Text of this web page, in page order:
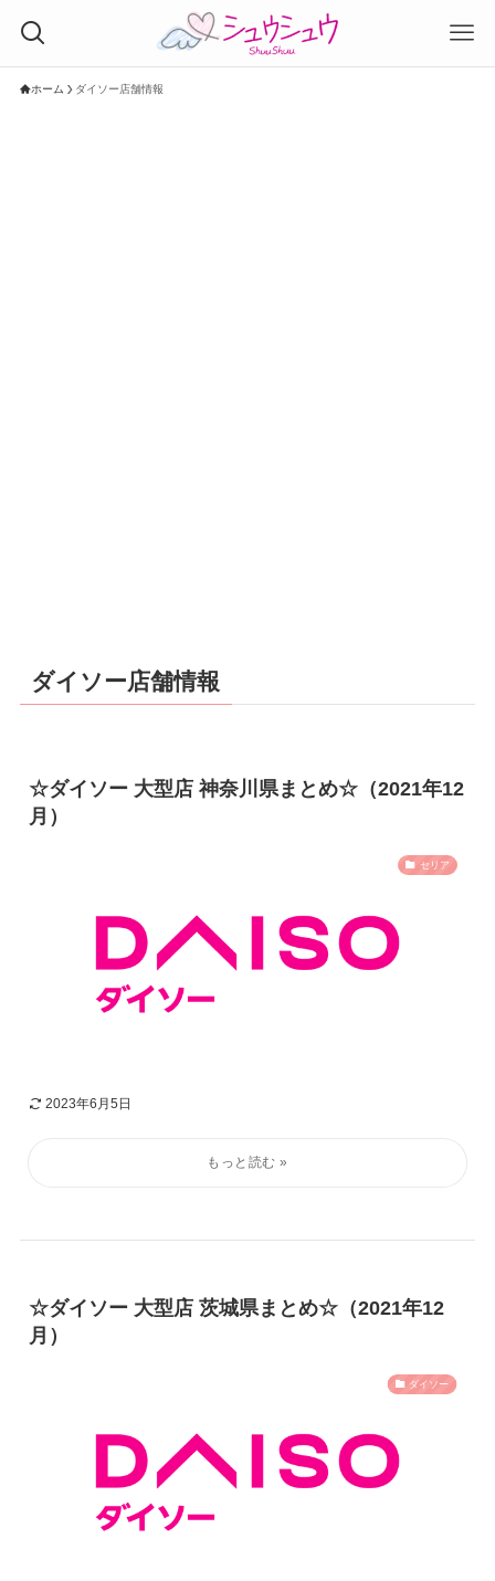
ホーム ダイソー店舗情報
ダイソー店舗情報
☆ダイソー 大型店 神奈川県まとめ☆（2021年12
月）
セリア
2023年6月5日
☆ダイソー 大型店 茨城県まとめ☆（2021年12
月）
ダイソー